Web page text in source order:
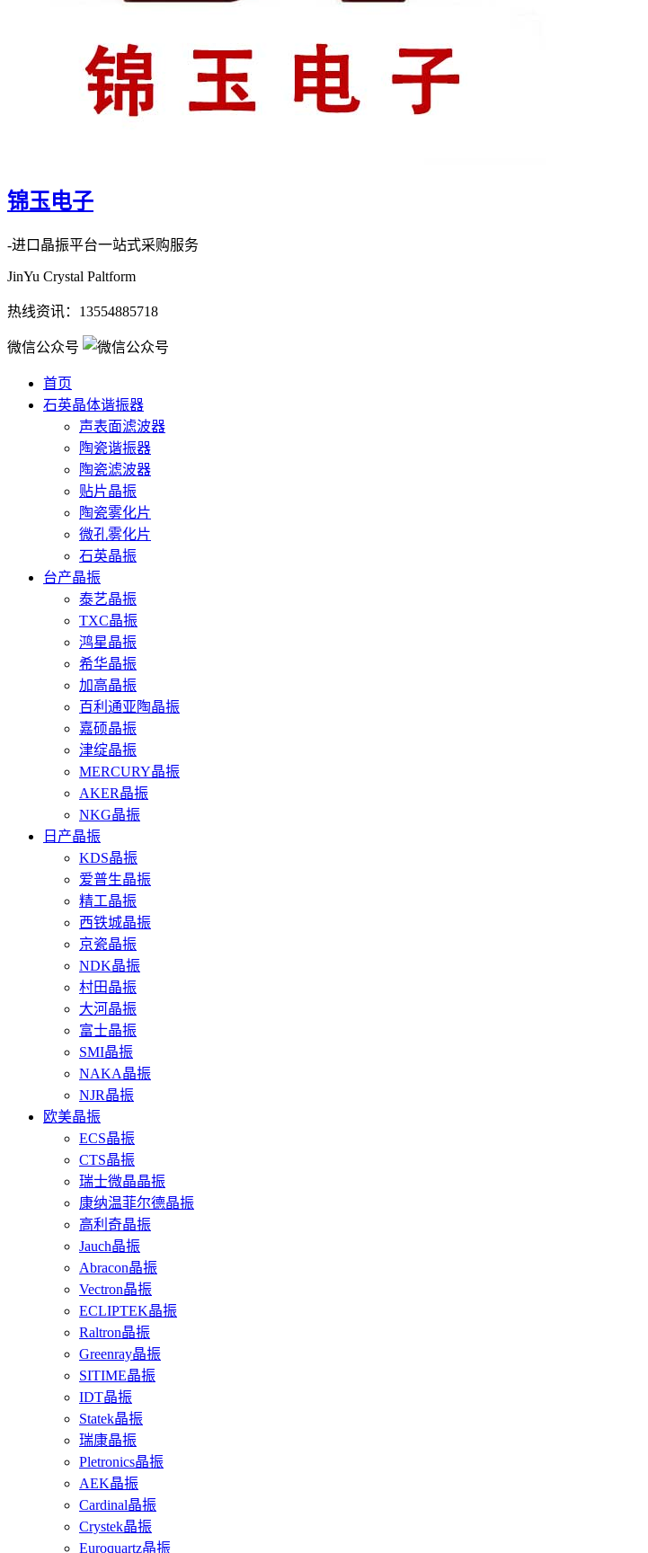
锦玉电子
-进口晶振平台一站式采购服务
JinYu Crystal Paltform
热线资讯： 13554885718
微信公众号
首页
石英晶体谐振器
声表面滤波器
陶瓷谐振器
陶瓷滤波器
贴片晶振
陶瓷雾化片
微孔雾化片
石英晶振
台产晶振
泰艺晶振
TXC晶振
鸿星晶振
希华晶振
加高晶振
百利通亚陶晶振
嘉硕晶振
津绽晶振
MERCURY晶振
AKER晶振
NKG晶振
日产晶振
KDS晶振
爱普生晶振
精工晶振
西铁城晶振
京瓷晶振
NDK晶振
村田晶振
大河晶振
富士晶振
SMI晶振
NAKA晶振
NJR晶振
欧美晶振
ECS晶振
CTS晶振
瑞士微晶晶振
康纳温菲尔德晶振
高利奇晶振
Jauch晶振
Abracon晶振
Vectron晶振
ECLIPTEK晶振
Raltron晶振
Greenray晶振
SITIME晶振
IDT晶振
Statek晶振
瑞康晶振
Pletronics晶振
AEK晶振
Cardinal晶振
Crystek晶振
Euroquartz晶振